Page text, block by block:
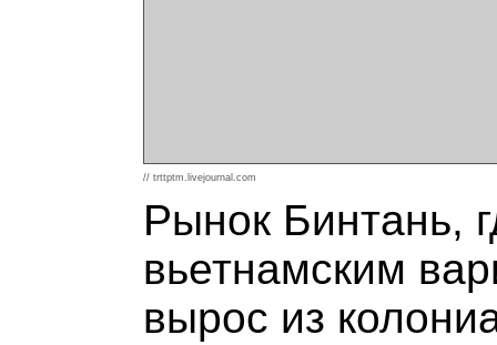
// trttptm.livejournal.com
Рынок Бинтань,
вьетнамским
вырос из